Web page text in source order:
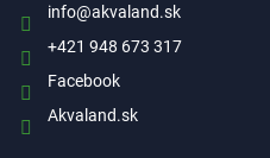
info@akvaland.sk
+421 948 673 317
Facebook
Akvaland.sk